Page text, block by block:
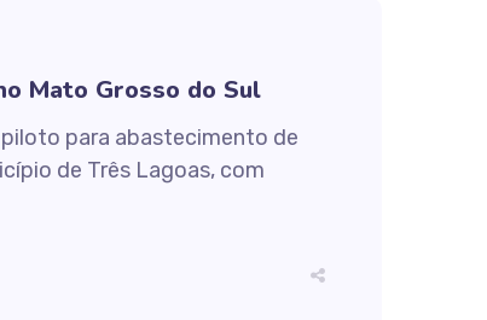
Mato Grosso do Sul
para abastecimento de
de Três Lagoas, com